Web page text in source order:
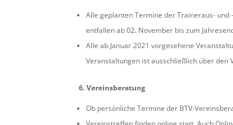
Alle geplanten Termine der Traineraus-
entfallen ab 02. November bis zum
Alle ab Januar 2021 vorgesehene
Veranstaltungen ist ausschließlich über den
6. Vereinsberatung
Ob persönliche Termine der BTV-